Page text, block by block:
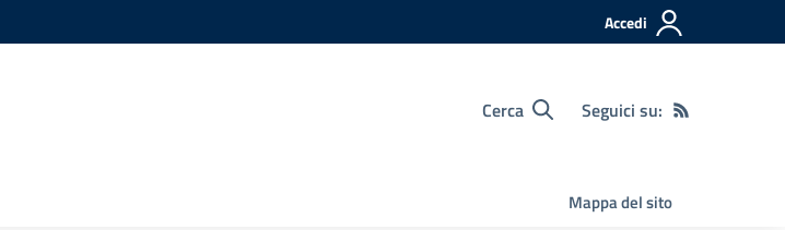
Accedi
Cerca Seguici su:
Mappa del sito